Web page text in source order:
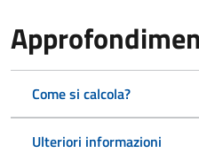
Come si calcola?
Ulteriori informazioni